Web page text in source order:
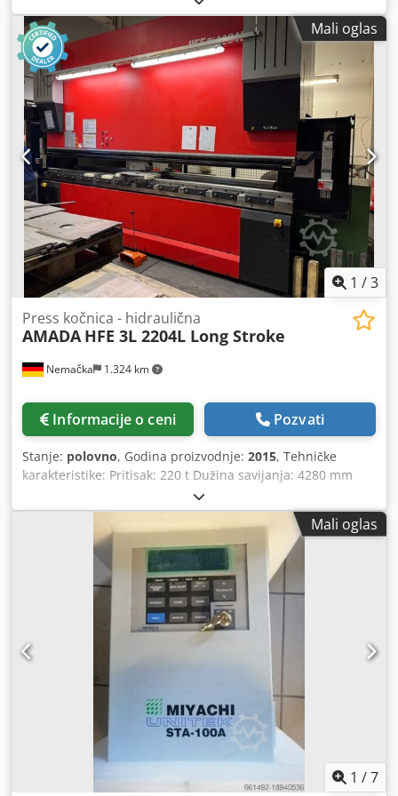
Vreme sečenja: 11.111 h OPREMA Uređaj za utovar i istovar
Filter sistem Uputstva
Debljina lima: 6 mm Ukupna potrebna snaga: 9 kW Radni
pritisak: 275 bar Cedpszpaqfefx Agrerf Ispust: 420 mm
Brzina prihvata: 100 mm/s Radna brzina: 10 mm/s Težina
mašine, otprilike: 5,8 t Potrebna površina, otprilike: 3,8 x
2,4 x 2,95 m NC abkant pres, upravljane ose Y1, Y2, X1, R,
ormarić za pribor sa sadržajem, malo korišćeno *
Mali oglas
1 /3
Nemačka 1.324 km
Press kočnica - hidraulična
AMADA HFE 3L 2204L Long Stroke
Informacije o ceni Pozvati
Stanje: polovno, Godina proizvodnje: 2015, Tehničke
karakteristike: Pritisak: 220 t Dužina savijanja: 4280 mm
Razmak stubova: 3760 mm Masa mašine, otprilike: 18 t
AMADA HFE 3L 2204L Long Stroke – 220 t CNC-hidraulična
presa za savijanje, 8 osa Na prodaju je AMADA HFE 3L
2204L Long Stroke CNC-presa za savijanje, najnovije HFE
generacije. Mašina je proizvedena u decembru 2015.
godine (model za 2016. godinu) i u izuzetno je dobrom
stanju, tehnički besprekorna. Sa pritiskom od 220 tona,
dužinom savijanja od 4.280 mm, kao i Long Stroke
izvedbom sa hodom od 350 mm i otvorom od 620 mm,
mašina je idealna za zahtevne zadatke savijanja u
mašinskoj, čeličnoj, konstrukcijskoj i metalnoj industriji.
Obrada velikih alata i velikih radnih komada takođe je
moguća bez problema. Opremljena modernim AMADA
AMNC 3i Multi Media CNC upravljanjem sa velikim 18,5-
inčnim multi-touch ekranom, mašina nudi maksimalnu
programiranje, offline programiranje, simulaciju, kao i
Mali oglas
1 /7